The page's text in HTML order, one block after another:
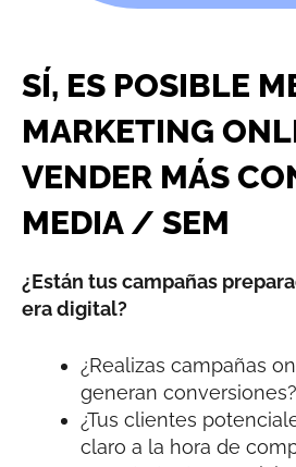
SÍ, ES POSIBLE
MARKETING
VENDER MÁS
MEDIA / SEM
¿Están tus campañas
era digital?
¿Realizas campañas
generan conversiones?
¿Tus clientes
claro a la hora de